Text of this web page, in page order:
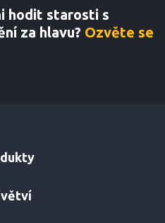
hodit starosti s
za hlavu? Ozvěte se